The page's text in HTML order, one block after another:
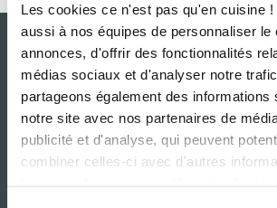
Les cookies ce n'est pas qu'en cuisine
aussi à nos équipes de personnaliser le
annonces, d'offrir des fonctionnalités
médias sociaux et d'analyser notre
partageons également des informations
notre site avec nos partenaires de
publicité et d'analyse, qui peuvent
combiner celles-ci avec d'autres